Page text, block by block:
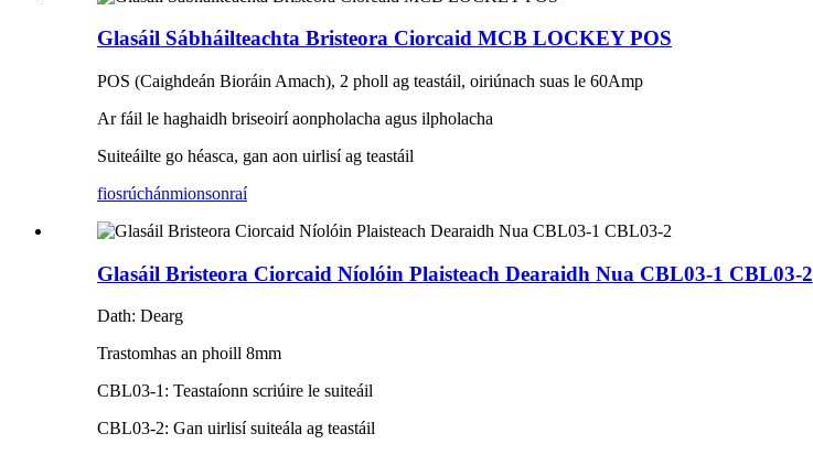
Glasáil Sábháilteachta Bristeora Ciorcaid MCB LOCKEY POS
POS (Caighdeán Bioráin Amach), 2 pholl ag teastáil, oiriúnach suas le 60Amp
Ar fáil le haghaidh briseoirí aonpholacha agus ilpholacha
Suiteáilte go héasca, gan aon uirlisí ag teastáil
fiosrúchánmionsonraí
Glasáil Bristeora Ciorcaid Níolóin Plaisteach Dearaidh Nua CBL03-1 CBL03-2
Dath: Dearg
Trastomhas an phoill 8mm
CBL03-1: Teastaíonn scriúire le suiteáil
CBL03-2: Gan uirlisí suiteála ag teastáil